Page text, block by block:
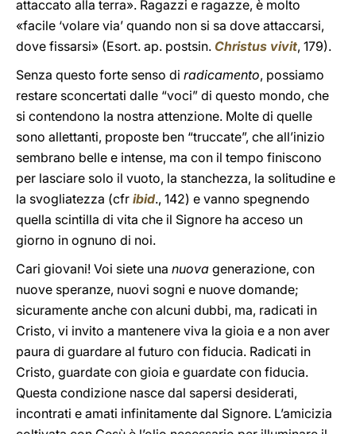
attaccato alla terra». Ragazzi e ragazze, è molto
«facile ‘volare via’ quando non si sa dove attaccarsi,
dove fissarsi» (Esort. ap. postsin. Christus vivit, 179).
Senza questo forte senso di radicamento, possiamo
restare sconcertati dalle “voci” di questo mondo, che
si contendono la nostra attenzione. Molte di quelle
sono allettanti, proposte ben “truccate”, che all’inizio
sembrano belle e intense, ma con il tempo finiscono
per lasciare solo il vuoto, la stanchezza, la solitudine e
la svogliatezza (cfr ibid., 142) e vanno spegnendo
quella scintilla di vita che il Signore ha acceso un
giorno in ognuno di noi.
Cari giovani! Voi siete una nuova generazione, con
nuove speranze, nuovi sogni e nuove domande;
sicuramente anche con alcuni dubbi, ma, radicati in
Cristo, vi invito a mantenere viva la gioia e a non aver
paura di guardare al futuro con fiducia. Radicati in
Cristo, guardate con gioia e guardate con fiducia.
Questa condizione nasce dal sapersi desiderati,
incontrati e amati infinitamente dal Signore. L’amicizia